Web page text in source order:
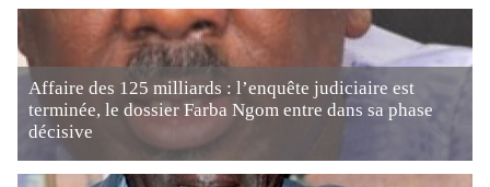
Affaire des 125 milliards : l’enquête judiciaire est
terminée, le dossier Farba Ngom entre dans sa phase
décisive